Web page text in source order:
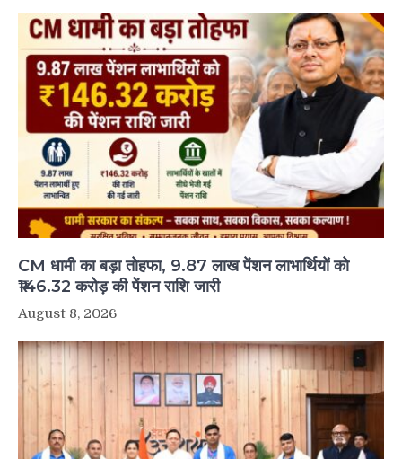
CM धामी का बड़ा तोहफा, 9.87 लाख पेंशन लाभार्थियों को
₹146.32 करोड़ की पेंशन राशि जारी
August 8, 2026